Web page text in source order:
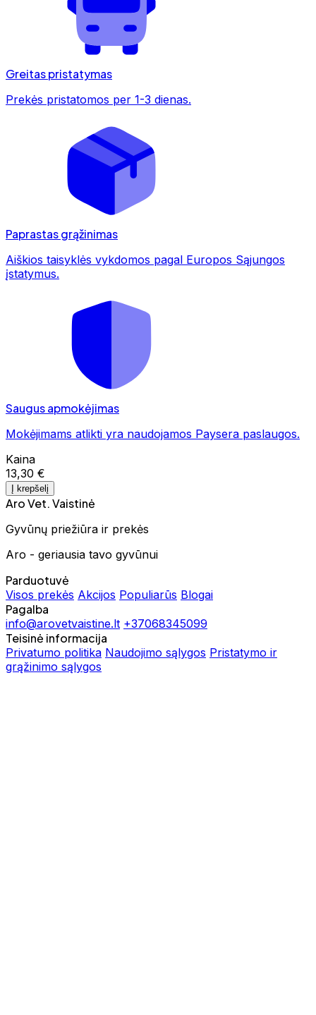
Greitas pristatymas
Prekės pristatomos per 1-3 dienas.
Paprastas grąžinimas
Aiškios taisyklės vykdomos pagal Europos Sąjungos
įstatymus.
Saugus apmokėjimas
Mokėjimams atlikti yra naudojamos Paysera paslaugos.
Kaina
13,30 €
Į krepšelį
Aro Vet. Vaistinė
Gyvūnų priežiūra ir prekės
Aro - geriausia tavo gyvūnui
Parduotuvė
Visos prekės Akcijos Populiarūs Blogai
Pagalba
info@arovetvaistine.lt +37068345099
Teisinė informacija
Privatumo politika Naudojimo sąlygos Pristatymo ir
grąžinimo sąlygos